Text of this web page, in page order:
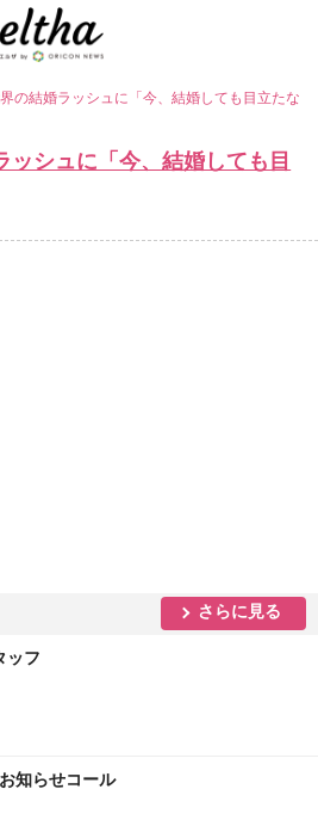
の結婚ラッシュに「今、結婚しても目立たな
ッシュに「今、結婚しても目
さらに見る
ッフ
知らせコール